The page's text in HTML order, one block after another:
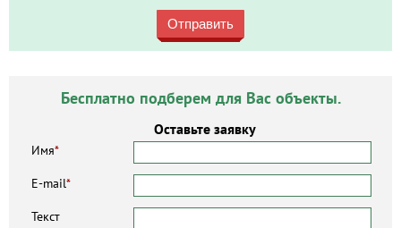
Отправить
Бесплатно подберем для Вас объекты.
Оставьте заявку
Имя*
E-mail*
Текст